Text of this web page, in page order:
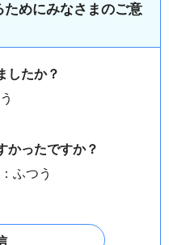
めにみなさまのご意
したか？
かったですか？
ふつう